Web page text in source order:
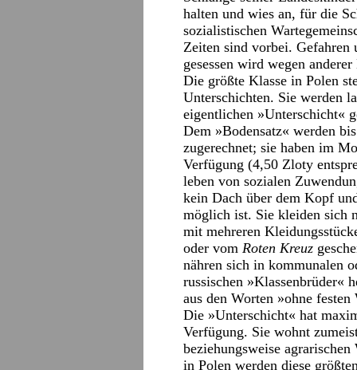
halten und wies an, für die
sozialistischen
Zeiten sind vorbei. Gefahren
gesessen wird wegen
Die größte Klasse in Polen
Unterschichten. Sie werden
eigentlichen »Unterschicht«
Dem »Bodensatz« werden
zugerechnet; sie haben im
Verfügung (4,50 Zloty
leben von sozialen
kein Dach über dem Kopf
möglich ist. Sie kleiden sich
mit mehreren
oder vom Roten Kreuz
nähren sich in kommunalen
russischen »Klassenbrüder«
aus den Worten »ohne
Die »Unterschicht« hat
Verfügung. Sie wohnt
beziehungsweise
in Polen werden diese